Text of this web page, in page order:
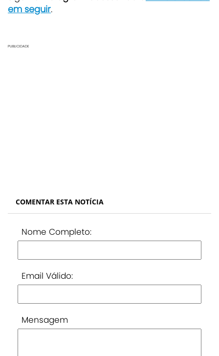
em seguir.
PUBLICIDADE
COMENTAR ESTA NOTÍCIA
Nome Completo:
Email Válido:
Mensagem